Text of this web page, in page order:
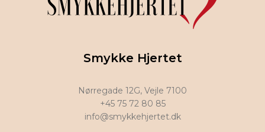
Smykke Hjertet
Nørregade 12G, Vejle 7100
+45 75 72 80 85
info@smykkehjertet.dk